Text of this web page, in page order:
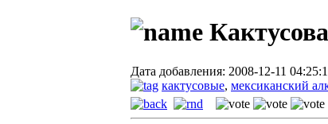
Дата добавления: 2008-12-11
кактусовые, мексиканский